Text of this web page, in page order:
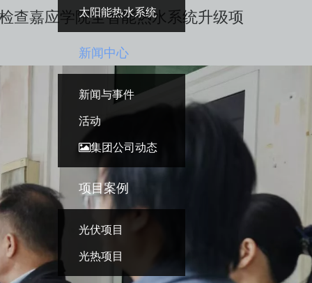
太阳能热水系统
新闻中心
新闻与事件
活动
集团公司动态
项目案例
光伏项目
光热项目
嘉应学院全智能热水系统升级项